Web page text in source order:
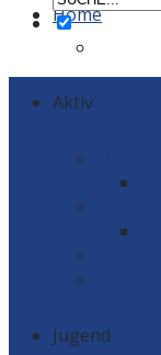
Home
Aktiv
Jugend